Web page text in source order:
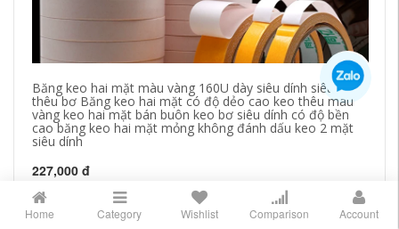
Băng keo hai mặt màu vàng 160U dày siêu dính siêu dính
thêu bơ Băng keo hai mặt có độ dẻo cao keo thêu màu
vàng keo hai mặt bán buôn keo bơ siêu dính có độ bền
cao băng keo hai mặt mỏng không đánh dấu keo 2 mặt
siêu dính
227,000 đ
Home Category Wishlist Comparison Account